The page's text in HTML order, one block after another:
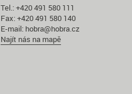
Tel.: +420 491 580 111
Fax: +420 491 580 140
E-mail: hobra@hobra.cz
Najít nás na mapě